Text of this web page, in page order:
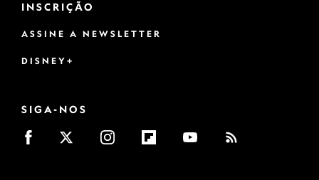
INSCRIÇÃO
ASSINE A NEWSLETTER
DISNEY+
SIGA-NOS